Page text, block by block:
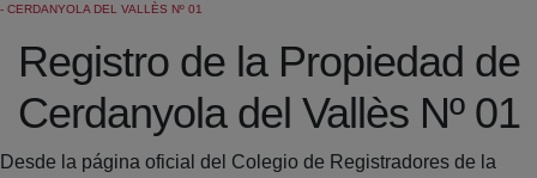
CERDANYOLA DEL VALLÈS Nº 01
Registro de la Propiedad de
Cerdanyola del Vallès Nº 01
Desde la página oficial del Colegio de Registradores de la